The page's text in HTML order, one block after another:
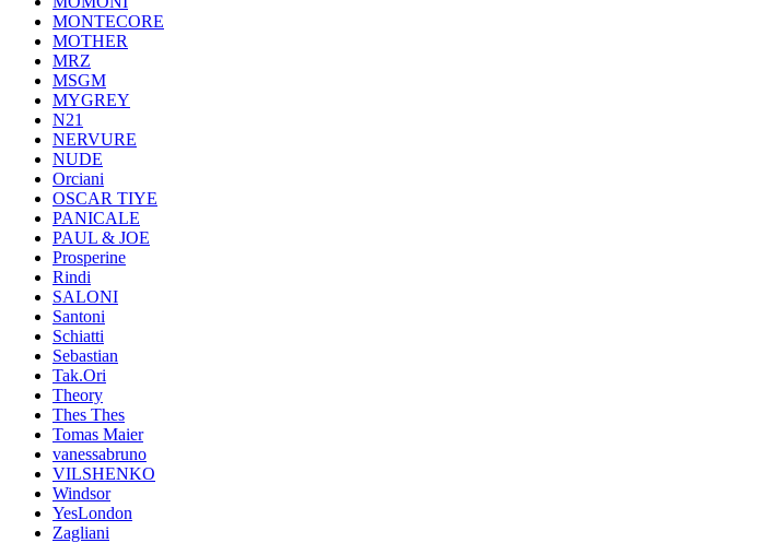
MONTECORE
MOTHER
MRZ
MSGM
MYGREY
N21
NERVURE
NUDE
Orciani
OSCAR TIYE
PANICALE
PAUL & JOE
Prosperine
Rindi
SALONI
Santoni
Schiatti
Sebastian
Tak.Ori
Theory
Thes Thes
Tomas Maier
vanessabruno
VILSHENKO
Windsor
YesLondon
Zagliani